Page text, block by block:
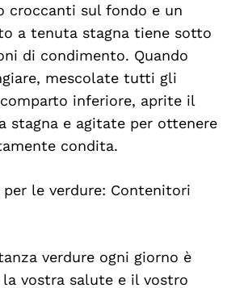
croccanti sul fondo e un
a tenuta stagna tiene sotto
di condimento. Quando
mescolate tutti gli
inferiore, aprite il
stagna e agitate per ottenere
condita.
le verdure: Contenitori
verdure ogni giorno è
vostra salute e il vostro